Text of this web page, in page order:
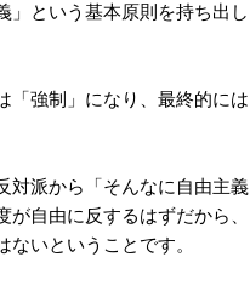
」という基本原則を持ち出し
「強制」になり、最終的には
対派から「そんなに自由主義
自由に反するはずだから、
いということです。